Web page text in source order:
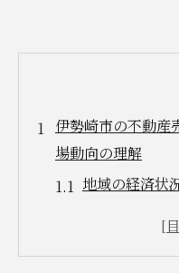
伊勢崎市の不動産
場動向の理解
地域の経済状
伊勢崎市の人